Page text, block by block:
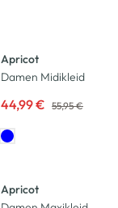
Apricot
Damen Midikleid
44,99 € 55,95 €
Apricot